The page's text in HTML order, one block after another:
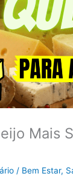
Mais
/ Bem Estar,